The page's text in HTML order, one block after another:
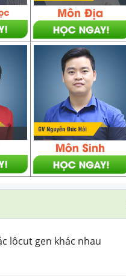
lôcut gen khác nhau